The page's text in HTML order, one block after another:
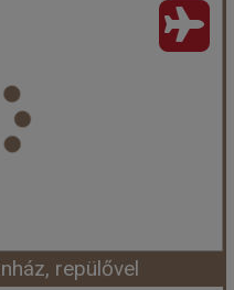
Repülővel
nélkül
Apartmanház
30 | 7 éjrepülővel